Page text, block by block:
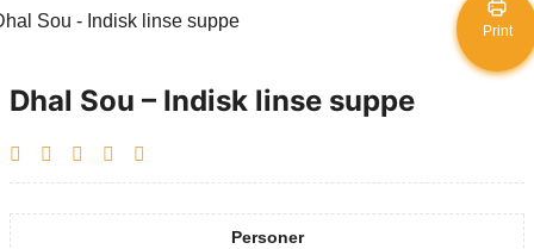
Print
Dhal Sou – Indisk linse suppe
Personer